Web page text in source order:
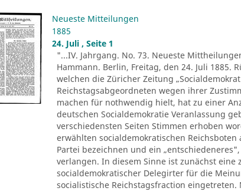
Neueste Mitteilungen
1885
24. Juli , Seite 1
"...IV. Jahrgang. No. 73. Neueste
Hammann. Berlin, Freitag, den 24. Juli 1885.
welchen die Züricher Zeitung
Reichstagsabgeordneten wegen ihrer
machen für nothwendig hielt, hat zu einer
deutschen Socialdemokratie Veranlassung
verschiedensten Seiten Stimmen erhoben
erwählten socialdemokratischen
Partei bezeichnen und ein
verlangen. In diesem Sinne ist zunächst
socialdemokratischer Delegirter für die
socialistische Reichstagsfraction